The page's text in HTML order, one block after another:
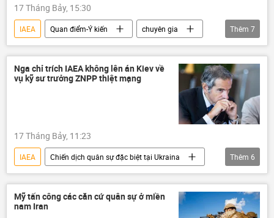
17 Tháng Bảy, 15:30
IAEA Quan điểm-Ý kiến
chuyên gia
lĩnh vực hạt nhân
Zaporozhye
nhà máy điện hạt nhân
Nga
Ukraina
Thế giới Chính trị
Thêm 7
Nga chỉ trích IAEA không lên án Kiev về
vụ kỹ sư trưởng ZNPP thiệt mạng
17 Tháng Bảy, 11:23
IAEA
Chiến dịch quân sự đặc biệt tại Ukraina
Thế giới
Nga
Ukraina
Maria Zakharova
Zaporozhye
nhà máy điện hạt nhân
Thêm 6
Mỹ tấn công các căn cứ quân sự ở miền
nam Iran